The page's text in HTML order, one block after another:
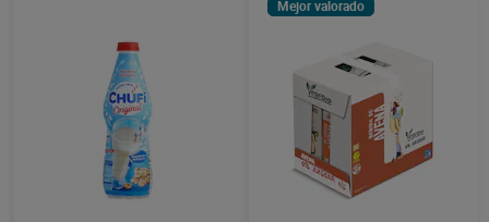
Mejor valorado